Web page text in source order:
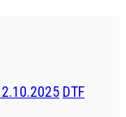
DTF